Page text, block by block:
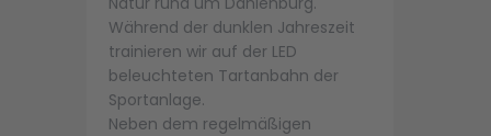
Während der dunklen Jahreszeit
trainieren wir auf der LED
beleuchteten Tartanbahn der
Sportanlage.
Neben dem regelmäßigen